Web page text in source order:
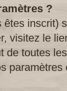
?
inscrit)
visitez le
de toutes
paramètres